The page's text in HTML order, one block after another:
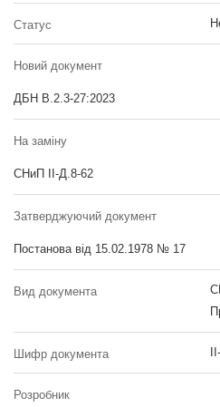
Статус
Новий документ
ДБН В.2.3-27:2023
На заміну
СНиП ІІ-Д.8-62
Затверджуючий документ
Постанова від 15.02.1978 № 17
Вид документа
Шифр документа
Розробник